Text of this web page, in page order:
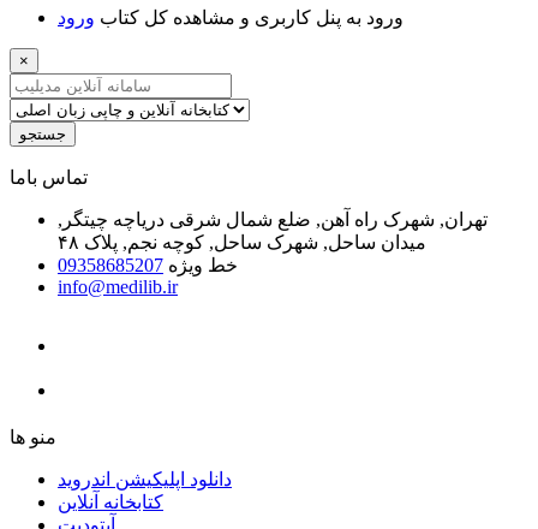
ﻭﺭﻭﺩ ﺑﻪ ﭘﻨﻞ ﮐﺎﺭﺑﺮﯼ ﻭ ﻣﺸﺎﻫﺪﻩ ﮐﻞ ﮐﺘﺎﺏ ﻭﺭﻭﺩ
×
جستجو
ﺗﻤﺎﺱ ﺑﺎﻣﺎ
تهران, شهرک راه آهن, ضلع شمال شرقی دریاچه چیتگر,
میدان ساحل, شهرک ساحل, کوچه نجم, پلاک ۴۸
خط ویژه 09358685207
info@medilib.ir
ﻣﻨﻮ ﻫﺎ
دانلود اپلیکیشن اندروید
ﮐﺘﺎﺑﺨﺎﻧﻪ ﺁﻧﻼﯾﻦ
ﺁﭘﺘﻮﺩﯾﺖ